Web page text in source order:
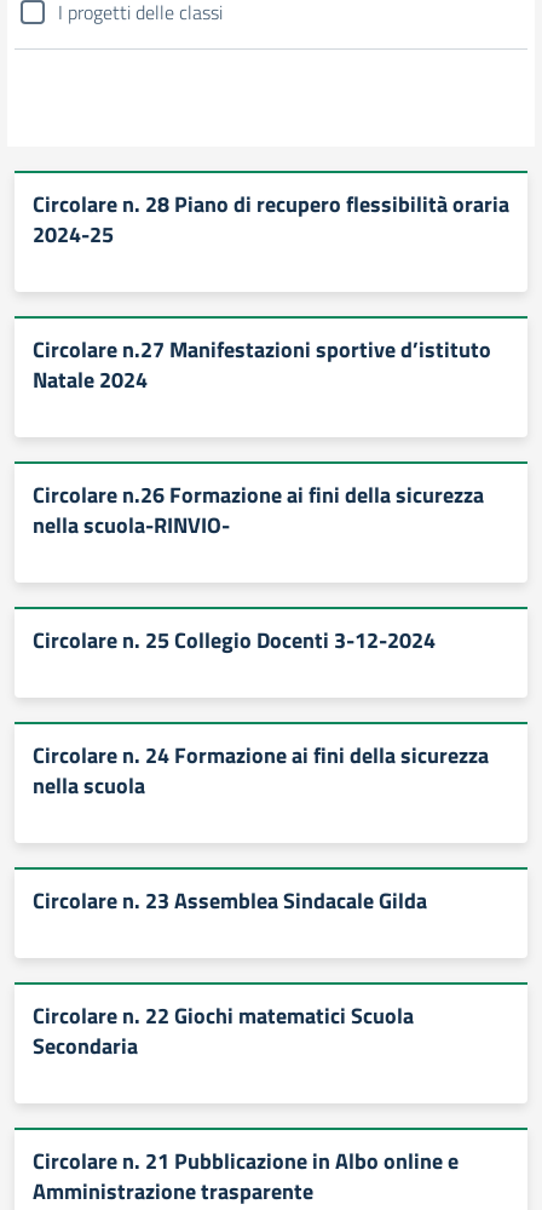
I progetti delle classi
Circolare n. 28 Piano di recupero flessibilità oraria
2024-25
Circolare n.27 Manifestazioni sportive d’istituto
Natale 2024
Circolare n.26 Formazione ai fini della sicurezza
nella scuola-RINVIO-
Circolare n. 25 Collegio Docenti 3-12-2024
Circolare n. 24 Formazione ai fini della sicurezza
nella scuola
Circolare n. 23 Assemblea Sindacale Gilda
Circolare n. 22 Giochi matematici Scuola
Secondaria
Circolare n. 21 Pubblicazione in Albo online e
Amministrazione trasparente